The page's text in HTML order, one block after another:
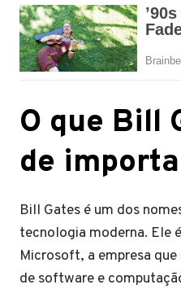
O que Bill
de
Bill Gates é um dos
tecnologia moderna. Ele
Microsoft, a empresa
de software e